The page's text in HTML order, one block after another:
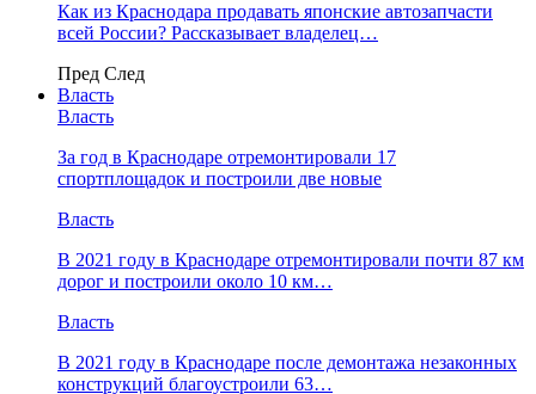
Как из Краснодара продавать японские автозапчасти
всей России? Рассказывает владелец…
Пред След
Власть
Власть
За год в Краснодаре отремонтировали 17
спортплощадок и построили две новые
Власть
В 2021 году в Краснодаре отремонтировали почти 87 км
дорог и построили около 10 км…
Власть
В 2021 году в Краснодаре после демонтажа незаконных
конструкций благоустроили 63…